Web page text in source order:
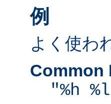
例
よく使わ
Common
"%h